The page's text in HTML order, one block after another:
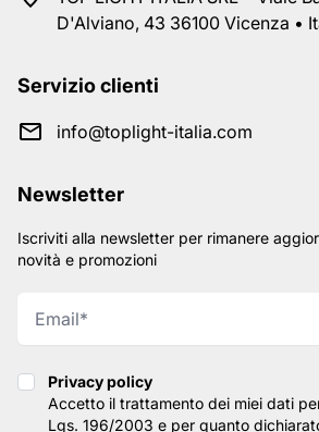
D'Alviano, 43 36100 Vicenza •
Servizio clienti
info@toplight-italia.com
Newsletter
Iscriviti alla newsletter per rimanere
novità e promozioni
Privacy policy
Privacy policy
Accetto il trattamento dei miei dati
Lgs. 196/2003 e per quanto